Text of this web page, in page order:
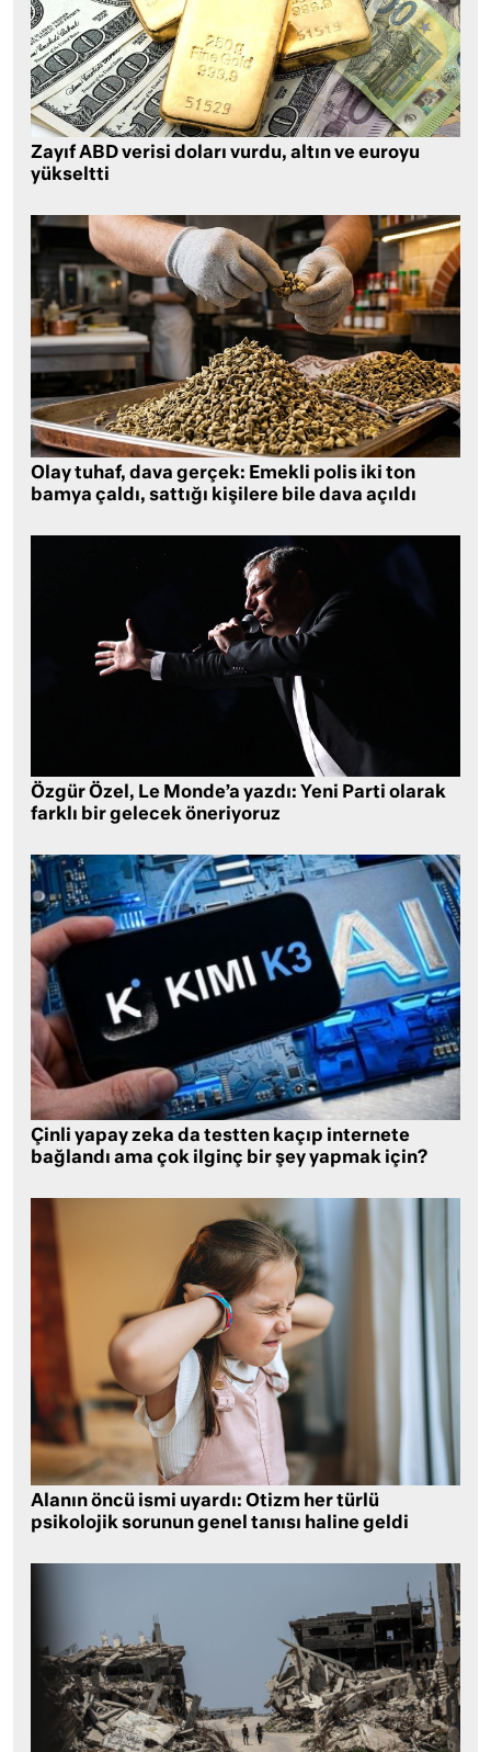
Zayıf ABD verisi doları vurdu, altın ve euroyu
yükseltti
Olay tuhaf, dava gerçek: Emekli polis iki ton
bamya çaldı, sattığı kişilere bile dava açıldı
Özgür Özel, Le Monde’a yazdı: Yeni Parti olarak
farklı bir gelecek öneriyoruz
Çinli yapay zeka da testten kaçıp internete
bağlandı ama çok ilginç bir şey yapmak için?
Alanın öncü ismi uyardı: Otizm her türlü
psikolojik sorunun genel tanısı haline geldi